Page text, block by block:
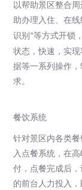
以帮助景区整合
助办理入住、在
识别 ”等方式开锁
状态，快速， 实
据等一系列操作
求。
餐饮系统
针对景区内各类
入点餐系统，在高
付，点餐完成后
的前台人力投入